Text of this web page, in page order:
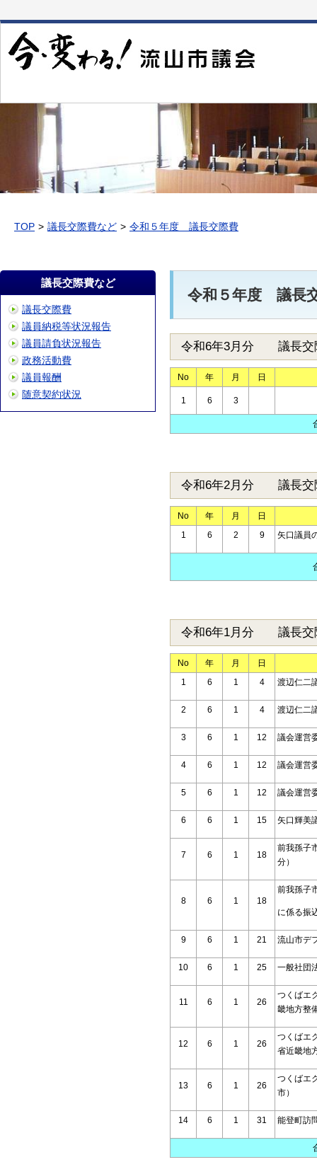
文
移
動
TOP 議長交際費など 令和５年度 議長交際費
令和５年度 議長
令和6年3月分 議長交
No 年 月 日
1 6 3
令和6年2月分 議長交
No 年 月
日
1
6 2 9 矢口議員
令和6年1月分 議長交
No 年 月
日
1
6 1 4 渡辺仁二
2 6 1 4 渡辺仁二
3 6 1 12 議会運営
4 6 1 12 議会運営
5 6 1 12 議会運営
6 6 1 15 矢口輝美
7 6 1 18
前我孫子
分）
8 6 1 18
前我孫子
に係る振
9 6 1 21 流山市デ
10 6 1 25 一般社団
11 6 1 26
つくばエ
畿地方整
12 6 1 26
つくばエ
省近畿地
13 6 1 26
つくばエ
市）
14 6 1 31 能登町訪
議長交際費など
議長交際費
議員納税等状況報告
議員請負状況報告
政務活動費
議員報酬
随意契約状況